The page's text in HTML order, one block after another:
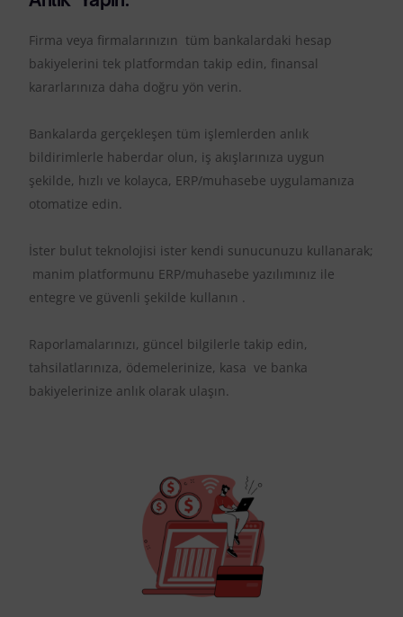
Firma veya firmalarınızın tüm bankalardaki hesap
bakiyelerini tek platformdan takip edin, finansal
kararlarınıza daha doğru yön verin.
Bankalarda gerçekleşen tüm işlemlerden anlık
bildirimlerle haberdar olun, iş akışlarınıza uygun
şekilde, hızlı ve kolayca, ERP/muhasebe uygulamanıza
otomatize edin.
İster bulut teknolojisi ister kendi sunucunuzu kullanarak;
manim platformunu ERP/muhasebe yazılımınız ile
entegre ve güvenli şekilde kullanın .
Raporlamalarınızı, güncel bilgilerle takip edin,
tahsilatlarınıza, ödemelerinize, kasa ve banka
bakiyelerinize anlık olarak ulaşın.